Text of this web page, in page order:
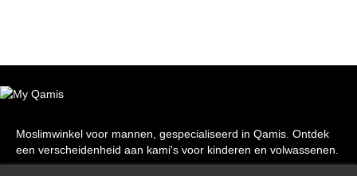
Moslimwinkel voor mannen, gespecialiseerd in Qamis. Ontdek
een verscheidenheid aan kami's voor kinderen en volwassenen.